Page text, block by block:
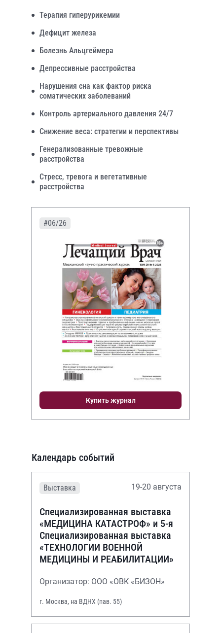
Терапия гиперурикемии
Дефицит железа
Болезнь Альцгеймера
Депрессивные расстройства
Нарушения сна как фактор риска
соматических заболеваний
Контроль артериального давления 24/7
Снижение веса: стратегии и перспективы
Генерализованные тревожные
расстройства
Стресс, тревога и вегетативные
расстройства
#06/26
Купить журнал
Календарь событий
Выставка 19-20 августа
Специализированная выставка
«МЕДИЦИНА КАТАСТРОФ» и 5-я
Специализированная выставка
«ТЕХНОЛОГИИ ВОЕННОЙ
МЕДИЦИНЫ И РЕАБИЛИТАЦИИ»
Организатор: ООО «ОВК «БИЗОН»
г. Москва, на ВДНХ (пав. 55)